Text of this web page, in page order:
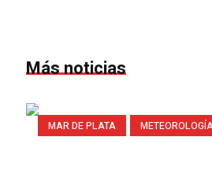
Más noticias
MAR DE PLATA